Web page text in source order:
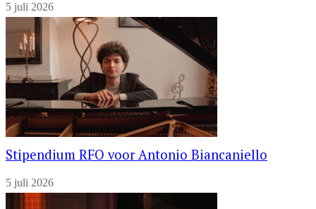
5 juli 2026
Stipendium RFO voor Antonio Biancaniello
5 juli 2026